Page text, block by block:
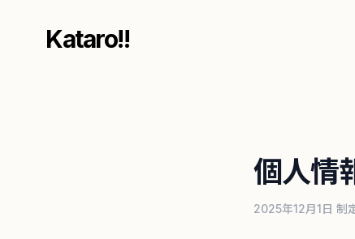
Kataro!!
個人情
2025年12月1日 制